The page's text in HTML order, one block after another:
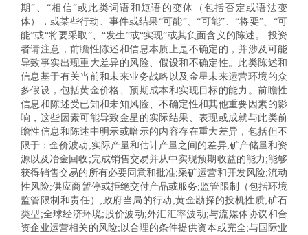
期”、“相信”或此类词语和短语的变体（包括否定或语法变
体），或某些行动、事件或结果“可能”、“可能”、“将要”、“可
能”或“将要采取”、“发生”或“实现”或其负面含义的陈述。 投资
者请注意，前瞻性陈述和信息本质上是不确定的，并涉及可能
导致事实出现重大差异的风险、假设和不确定性。此类陈述和
信息基于有关当前和未来业务战略以及金星未来运营环境的众
多假设，包括黄金价格、预期成本和实现目标的能力。前瞻性
信息和陈述受已知和未知风险、不确定性和其他重要因素的影
响，这些因素可能导致金星的实际结果、表现或成就与此类前
瞻性信息和陈述中明示或暗示的内容存在重大差异，包括但不
限于：金价波动;实际产量和估计产量之间的差异;矿产储量和资
源以及冶金回收;完成销售交易并从中实现预期收益的能力;能够
获得销售交易的所有必要同意和批准;采矿运营和开发风险;流动
性风险;供应商暂停或拒绝交付产品或服务;监管限制（包括环境
监管限制和责任）;政府当局的行动;黄金勘探的投机性质;矿石
类型;全球经济环境;股价波动;外汇汇率波动;与流媒体协议和合
资企业运营相关的风险;以合理的条件提供资本或完全;与国际业